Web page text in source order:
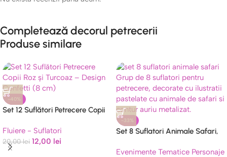
Completează decorul petrecerii
Produse similare
-40%
Set 12 Suflători Petrecere Copii
(8 cm)
Fluiere - Suflatori
20,00lei 12,00 lei
-33%
Set 8 Suflatori Animale Safari,
Evenimente Tematice Personaje